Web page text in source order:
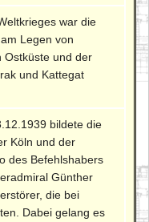
war die
Legen von
Ostküste und der
und Kattegat
bildete die
Köln und der
des Befehlshabers
Günther
die bei
Dabei gelang es